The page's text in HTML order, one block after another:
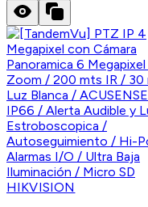
HIKVISION